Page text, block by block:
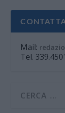
Mail:
Tel.